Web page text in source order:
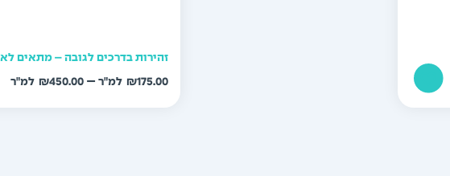
זהירות בדרכים לגובה – מתאים
₪175.00
–
₪450.00